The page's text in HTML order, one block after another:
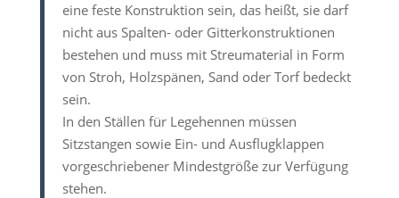
eine feste Konstruktion sein, das heißt, sie darf
nicht aus Spalten- oder Gitterkonstruktionen
bestehen und muss mit Streumaterial in Form
von Stroh, Holzspänen, Sand oder Torf bedeckt
sein.
In den Ställen für Legehennen müssen
Sitzstangen sowie Ein- und Ausflugklappen
vorgeschriebener Mindestgröße zur Verfügung
stehen.